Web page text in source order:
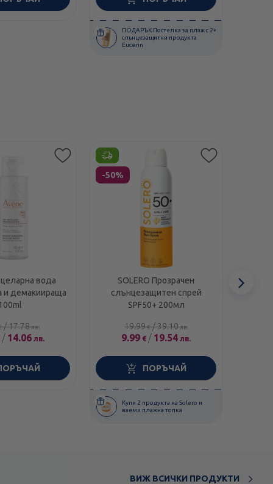
ПОДАРЪК Постелка за плаж с 2+
слънцезащитни продукта
Eucerin
вода
и демакиираща
/17.78лв.
/ 14.06 лв.
Етикети
-50%
SOLERO Прозрачен
слънцезащитен спрей
SPF50+ 200мл
19.99€ /39.10лв.
9.99 € / 19.54 лв.
ПОРЪЧАЙ
Купи 2 продукта на Solero и
вземи плажна топка
ВИЖ ВСИЧКИ ПРОДУКТИ